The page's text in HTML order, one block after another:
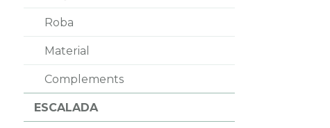
Roba
Material
Complements
ESCALADA